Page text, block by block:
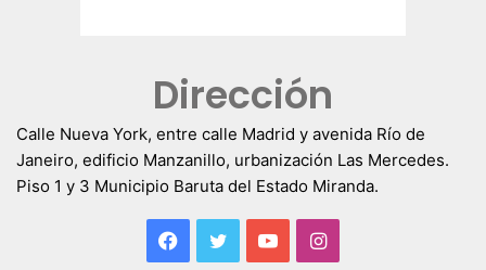
Dirección
Calle Nueva York, entre calle Madrid y avenida Río de
Janeiro, edificio Manzanillo, urbanización Las Mercedes.
Piso 1 y 3 Municipio Baruta del Estado Miranda.
Facebook
TwitterYouTubeInstagram